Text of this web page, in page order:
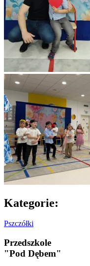
Kategorie:
Pszczółki
Przedszkole
"Pod Dębem"